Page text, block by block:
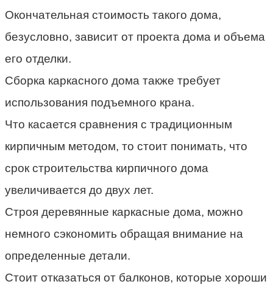
Окончательная стоимость такого дома,
безусловно, зависит от проекта дома и объема
его отделки.
Сборка каркасного дома также требует
использования подъемного крана.
Что касается сравнения с традиционным
кирпичным методом, то стоит понимать, что
срок строительства кирпичного дома
увеличивается до двух лет.
Строя деревянные каркасные дома, можно
немного сэкономить обращая внимание на
определенные детали.
Стоит отказаться от балконов, которые хороши